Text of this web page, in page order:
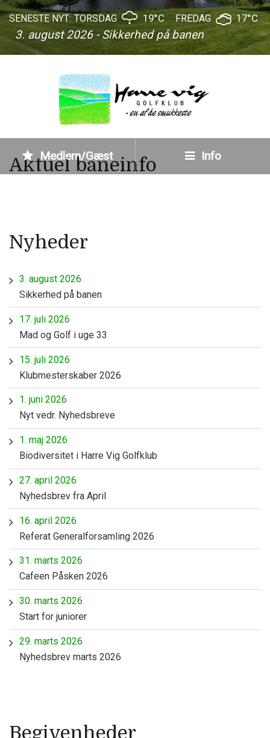
SENESTE NYT:
3. august 2026 - Sikkerhed på banen
TORSDAG 19°C FREDAG 17°C
Medlem/Gæst Info
Aktuel baneinfo
Nyheder
3. august 2026
Sikkerhed på banen
17. juli 2026
Mad og Golf i uge 33
15. juli 2026
Klubmesterskaber 2026
1. juni 2026
Nyt vedr. Nyhedsbreve
1. maj 2026
Biodiversitet i Harre Vig Golfklub
27. april 2026
Nyhedsbrev fra April
16. april 2026
Referat Generalforsamling 2026
31. marts 2026
Cafeen Påsken 2026
30. marts 2026
Start for juniorer
29. marts 2026
Nyhedsbrev marts 2026
Begivenheder